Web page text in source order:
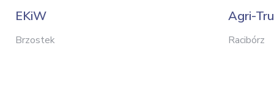
EKiW
Brzostek
Agri-
Racibórz